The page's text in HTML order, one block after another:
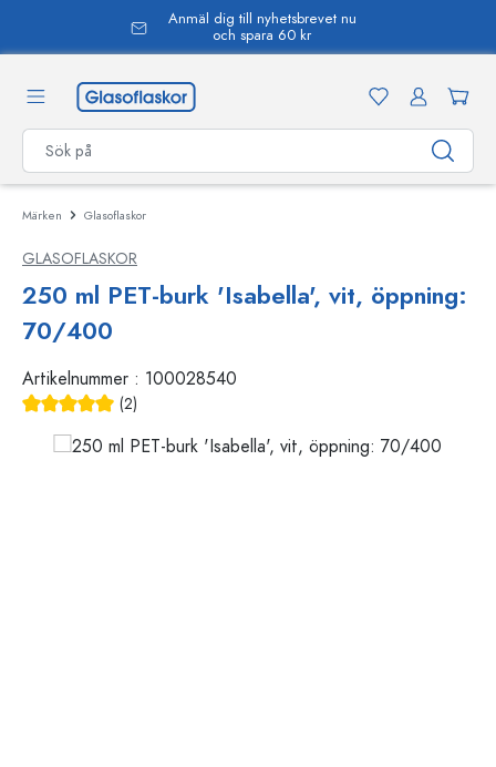
Anmäl dig till nyhetsbrevet nu
och spara 60 kr
Märken Glasoflaskor
GLASOFLASKOR
250 ml PET-burk 'Isabella', vit, öppning:
70/400
Artikelnummer : 100028540
(2)